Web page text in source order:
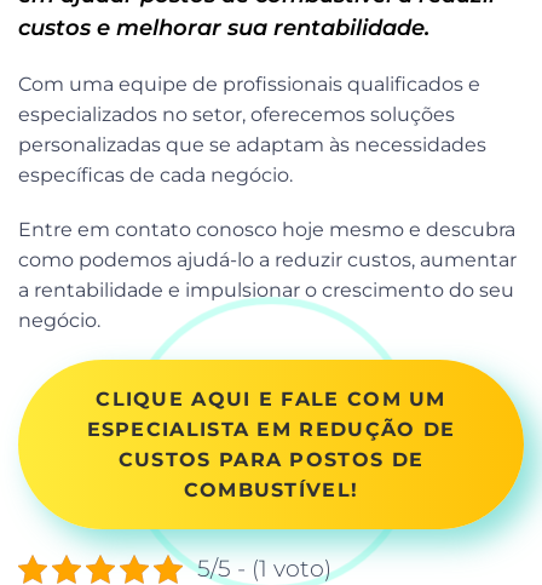
custos e melhorar sua rentabilidade.
Com uma equipe de profissionais qualificados e
especializados no setor, oferecemos soluções
personalizadas que se adaptam às necessidades
específicas de cada negócio.
Entre em contato conosco hoje mesmo e descubra
como podemos ajudá-lo a reduzir custos, aumentar
a rentabilidade e impulsionar o crescimento do seu
negócio.
CLIQUE AQUI E FALE COM UM
ESPECIALISTA EM REDUÇÃO DE
CUSTOS PARA POSTOS DE
COMBUSTÍVEL!
5/5 - (1 voto)